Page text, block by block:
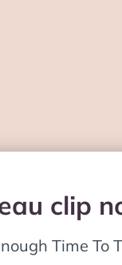
clip
Time To